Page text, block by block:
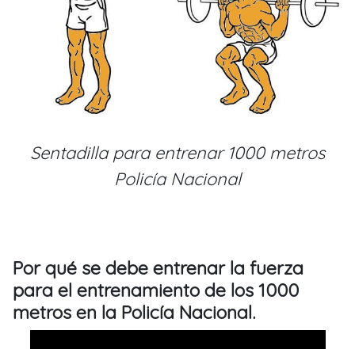
Sentadilla para entrenar 1000 metros
Policía Nacional
Por qué se debe entrenar la fuerza
para el entrenamiento de los 1000
metros en la Policía Nacional.